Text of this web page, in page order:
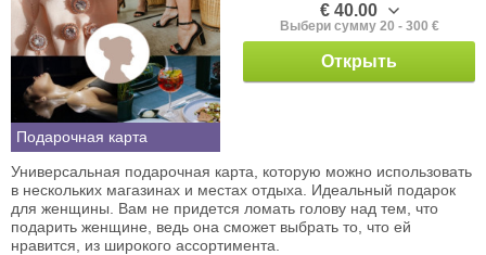
Подарочная карта
€ 40.00
Выбери сумму 20 - 300 €
Открыть
Универсальная подарочная карта, которую можно использовать
в нескольких магазинах и местах отдыха. Идеальный подарок
для женщины. Вам не придется ломать голову над тем, что
подарить женщине, ведь она сможет выбрать то, что ей
нравится, из широкого ассортимента.